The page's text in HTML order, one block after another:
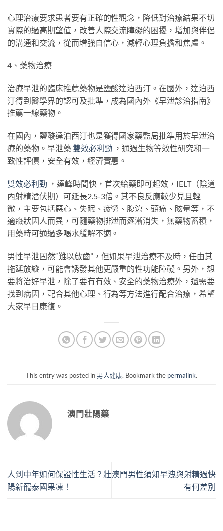
心理治療要求患者要有正確的性觀念，降低對治療結果不切
實際的過高期望值，改善人際交流障礙的困擾，增加與伴侶
的溝通和交流，從而增強自信心，減輕心理負擔和焦慮。
4、藥物治療
治療早泄的臨床推薦藥物是鹽酸達泊西汀。在國外，達泊西
汀得到醫學界的認可及批準，成為國內外《早泄診治指南》
推薦一線藥物。
在國內，鹽酸達泊西汀也是獲得國家藥監局批準用於早泄治
療的藥物。早泄藥雙效必利勁 ，通過生物等效性研究和一
致性評價，安全有效，經濟實惠。
雙效必利勁 ，達峰時間快，首次給藥即可起效，IELT（陰道
內射精潛伏期）可延長2.5-3倍。其不良反應較少見且輕
微，主要包括惡心、失眠、疲勞、腹瀉、頭痛、眩暈等，不
適癥狀因人而異，可隨藥物排泄而逐漸消失，無藥物蓄積，
用藥時可通過多喝水緩解不適。
男性早泄固然“難以啟齒”，但如果早泄治療不及時，任由其
拖延放縱，可能會誘發其他更嚴重的性功能障礙。另外，想
要將治好早泄，除了要有有效、安全的藥物治療外，還需要
找到病因，配合其他心理、行為等方法進行配合治療，希望
大家早日康復。
This entry was posted in 男人健康. Bookmark the permalink.
澳門壯陽藥
人到中年如何保證性生活？壯
陽新寵泰國果凍！
澳門男性須知早洩與射精過快
有何差別